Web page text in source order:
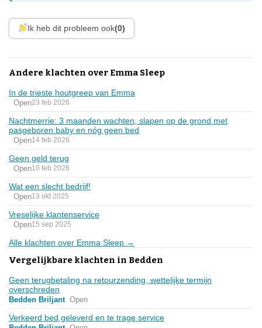
Ik heb dit probleem ook(0)
Andere klachten over Emma Sleep
In de trieste houtgreep van Emma
Open23 feb 2026
Nachtmerrie: 3 maanden wachten, slapen op de grond met
pasgeboren baby en nóg geen bed
Open14 feb 2026
Geen geld terug
Open10 feb 2026
Wat een slecht bedrijf!
Open13 okt 2025
Vreselijke klantenservice
Open15 sep 2025
Alle klachten over Emma Sleep →
Vergelijkbare klachten in Bedden
Geen terugbetaling na retourzending, wettelijke termijn
overschreden
Bedden Briljant Open
Verkeerd bed geleverd en te trage service